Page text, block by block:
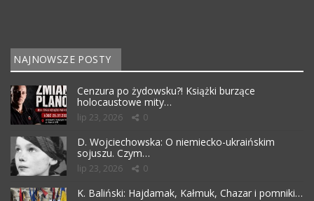
NAJNOWSZE POSTY
Cenzura po żydowsku?! Książki burzące
holocaustowe mity…
lip 23, 2026 0
D. Wojciechowska: O niemiecko-ukraińskim
sojuszu. Czym…
lip 23, 2026 0
K. Baliński: Hajdamak, Kałmuk, Chazar i pomniki…